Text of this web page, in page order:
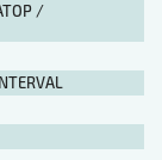
/